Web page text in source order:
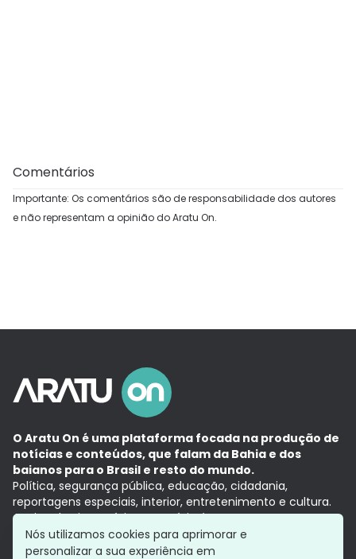
Comentários
Importante: Os comentários são de responsabilidade dos autores
e não representam a opinião do Aratu On.
O Aratu On é uma plataforma focada na produção de
notícias e conteúdos, que falam da Bahia e dos
baianos para o Brasil e resto do mundo.
Política, segurança pública, educação, cidadania,
reportagens especiais, interior, entretenimento e cultura.
Aqui, tudo vira notícia e a notícia é no tempo presente,
com a credibilidade do Grupo Aratu.
Grupo Aratu
Política de privacidade
Nós utilizamos cookies para aprimorar e
personalizar a sua experiência em